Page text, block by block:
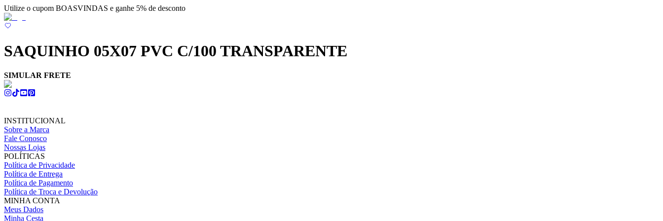
Utilize o cupom BOASVINDAS e ganhe 5% de desconto
SAQUINHO 05X07 PVC C/100 TRANSPARENTE
SIMULAR FRETE
INSTITUCIONAL
Sobre a Marca
Fale Conosco
Nossas Lojas
POLÍTICAS
Política de Privacidade
Política de Entrega
Política de Pagamento
Política de Troca e Devolução
MINHA CONTA
Meus Dados
Minha Cesta